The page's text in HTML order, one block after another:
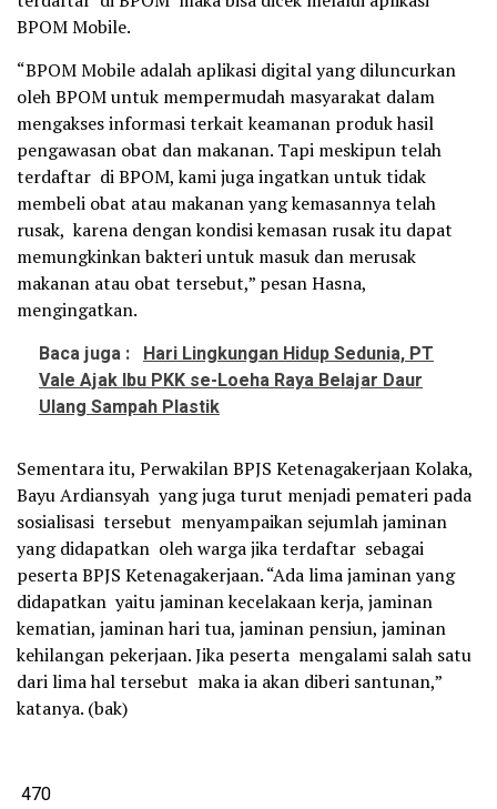
BPOM Mobile.
“BPOM Mobile adalah aplikasi digital yang diluncurkan
oleh BPOM untuk mempermudah masyarakat dalam
mengakses informasi terkait keamanan produk hasil
pengawasan obat dan makanan. Tapi meskipun telah
terdaftar di BPOM, kami juga ingatkan untuk tidak
membeli obat atau makanan yang kemasannya telah
rusak, karena dengan kondisi kemasan rusak itu dapat
memungkinkan bakteri untuk masuk dan merusak
makanan atau obat tersebut,” pesan Hasna,
mengingatkan.
Baca juga : Hari Lingkungan Hidup Sedunia, PT
Vale Ajak Ibu PKK se-Loeha Raya Belajar Daur
Ulang Sampah Plastik
Sementara itu, Perwakilan BPJS Ketenagakerjaan Kolaka,
Bayu Ardiansyah yang juga turut menjadi pemateri pada
sosialisasi tersebut menyampaikan sejumlah jaminan
yang didapatkan oleh warga jika terdaftar sebagai
peserta BPJS Ketenagakerjaan. “Ada lima jaminan yang
didapatkan yaitu jaminan kecelakaan kerja, jaminan
kematian, jaminan hari tua, jaminan pensiun, jaminan
kehilangan pekerjaan. Jika peserta mengalami salah satu
dari lima hal tersebut maka ia akan diberi santunan,”
katanya. (bak)
470